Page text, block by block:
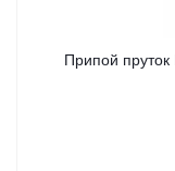
Припой